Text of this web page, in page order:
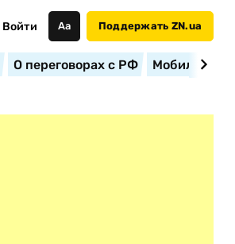
Войти Аа Поддержать ZN.ua
О переговорах с РФ